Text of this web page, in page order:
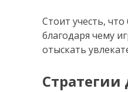
Стоит учесть,
благодаря чему
отыскать
Стратегии